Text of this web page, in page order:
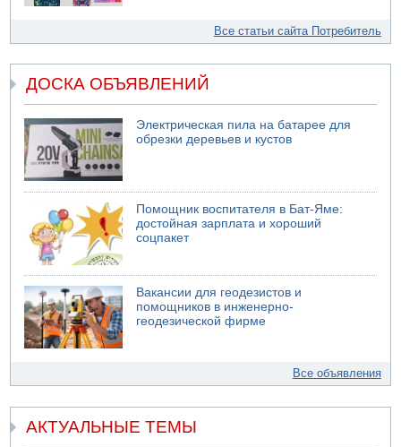
Все статьи сайта Потребитель
ДОСКА ОБЪЯВЛЕНИЙ
Электрическая пила на батарее для
обрезки деревьев и кустов
Помощник воспитателя в Бат-Яме:
достойная зарплата и хороший
соцпакет
Вакансии для геодезистов и
помощников в инженерно-
геодезической фирме
Все объявления
АКТУАЛЬНЫЕ ТЕМЫ